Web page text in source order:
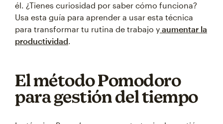
él. ¿Tienes curiosidad por saber cómo funciona?
Usa esta guía para aprender a usar esta técnica
para transformar tu rutina de trabajo y aumentar la
productividad.
El método Pomodoro
para gestión del tiempo